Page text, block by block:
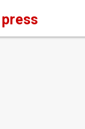
press